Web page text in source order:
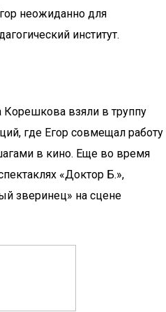
неожиданно для
институт.
взяли в труппу
где Егор совмещал работу
в кино. Еще во время
«Доктор Б.»,
зверинец» на сцене